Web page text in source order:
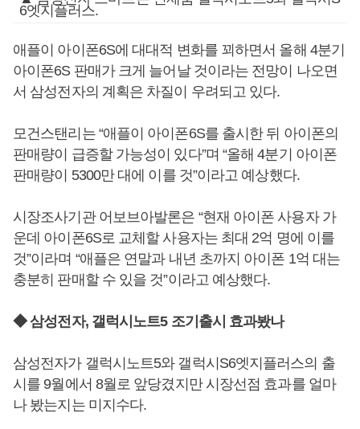
6엣지플러스.
애플이 아이폰6S에 대대적 변화를 꾀하면서 올해 4분기
아이폰6S 판매가 크게 늘어날 것이라는 전망이 나오면
서 삼성전자의 계획은 차질이 우려되고 있다.
모건스탠리는 “애플이 아이폰6S를 출시한 뒤 아이폰의
판매량이 급증할 가능성이 있다”며 “올해 4분기 아이폰
판매량이 5300만 대에 이를 것”이라고 예상했다.
시장조사기관 어보브아발론은 “현재 아이폰 사용자 가
운데 아이폰6S로 교체할 사용자는 최대 2억 명에 이를
것”이라며 “애플은 연말과 내년 초까지 아이폰 1억 대는
충분히 판매할 수 있을 것”이라고 예상했다.
◆ 삼성전자, 갤럭시노트5 조기출시 효과봤나
삼성전자가 갤럭시노트5와 갤럭시S6엣지플러스의 출
시를 9월에서 8월로 앞당겼지만 시장선점 효과를 얼마
나 봤는지는 미지수다.